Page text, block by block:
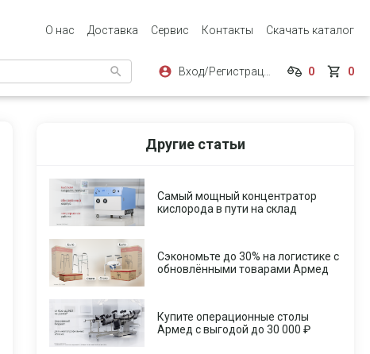
О нас Доставка Сервис Контакты Скачать каталог
0 0
Другие статьи
Самый мощный концентратор
кислорода в пути на склад
Сэкономьте до 30% на логистике с
обновлёнными товарами Армед
Купите операционные столы
Армед с выгодой до 30 000 ₽